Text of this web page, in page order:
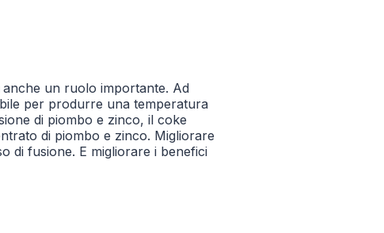
anche un ruolo importante. Ad
per produrre una temperatura
di piombo e zinco, il coke
di piombo e zinco. Migliorare
di fusione. E migliorare i benefici